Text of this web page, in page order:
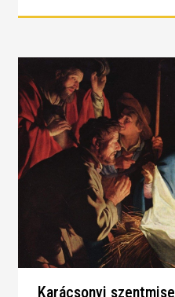
Karácsonyi szentmise